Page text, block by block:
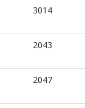
3014
2043
2047